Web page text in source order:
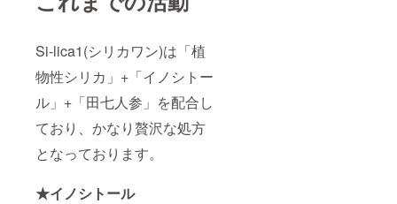
Si-lica1(シリカワン)は「植
物性シリカ」+「イノシトー
ル」+「田七人参」を配合し
ており、かなり贅沢な処方
となっております。
★イノシトール